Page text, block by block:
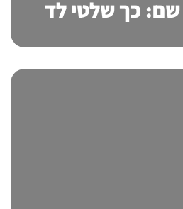
כך שלטי לד
המותג בכל